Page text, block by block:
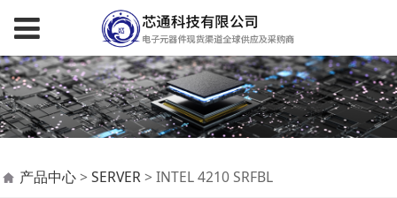
INTEL 4210 SRFBL
产品中心> SERVER> INTEL 4210 SRFBL